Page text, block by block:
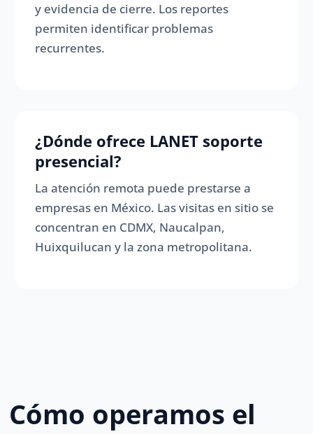
y evidencia de cierre. Los reportes
permiten identificar problemas
recurrentes.
¿Dónde ofrece LANET soporte
presencial?
La atención remota puede prestarse a
empresas en México. Las visitas en sitio se
concentran en CDMX, Naucalpan,
Huixquilucan y la zona metropolitana.
Cómo operamos el